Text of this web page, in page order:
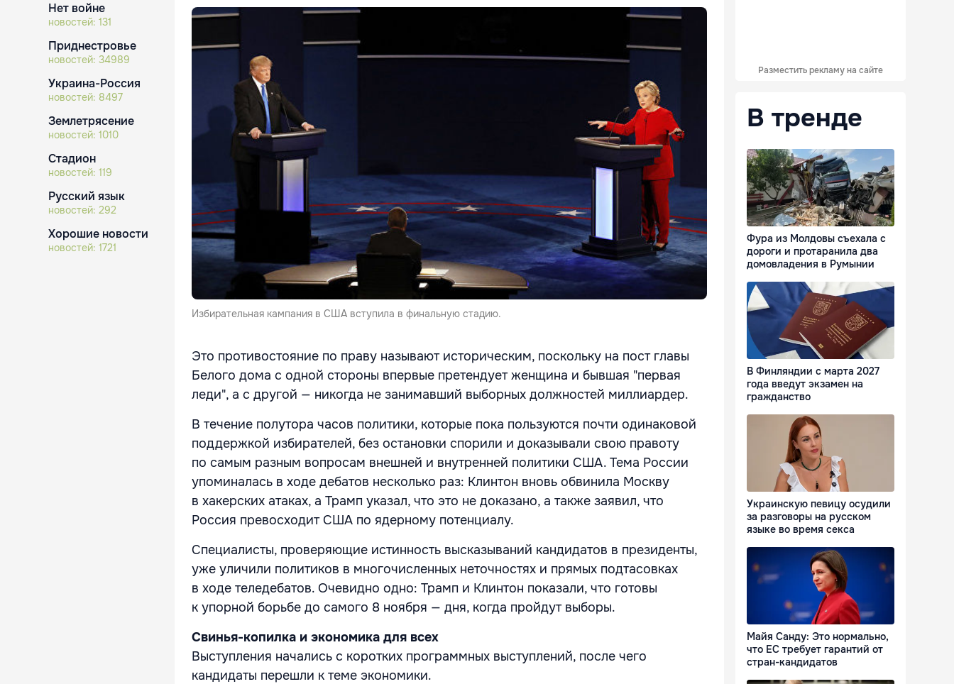
Нет войне
новостей: 131
Приднестровье
новостей: 34989
Украина-Россия
новостей: 8497
Землетрясение
новостей: 1010
Стадион
новостей: 119
Русский язык
новостей: 292
Хорошие новости
новостей: 1721
Избирательная кампания в США вступила в финальную стадию.
Это противостояние по праву называют историческим, поскольку на пост главы
Белого дома с одной стороны впервые претендует женщина и бывшая "первая
леди", а с другой — никогда не занимавший выборных должностей миллиардер.
В течение полутора часов политики, которые пока пользуются почти одинаковой
поддержкой избирателей, без остановки спорили и доказывали свою правоту
по самым разным вопросам внешней и внутренней политики США. Тема России
упоминалась в ходе дебатов несколько раз: Клинтон вновь обвинила Москву
в хакерских атаках, а Трамп указал, что это не доказано, а также заявил, что
Россия превосходит США по ядерному потенциалу.
Специалисты, проверяющие истинность высказываний кандидатов в президенты,
уже уличили политиков в многочисленных неточностях и прямых подтасовках
в ходе теледебатов. Очевидно одно: Трамп и Клинтон показали, что готовы
к упорной борьбе до самого 8 ноября — дня, когда пройдут выборы.
Свинья-копилка и экономика для всех
Выступления начались с коротких программных выступлений, после чего
кандидаты перешли к теме экономики.
Разместить рекламу на сайте
В тренде
Фура из Молдовы съехала с
дороги и протаранила два
домовладения в Румынии
В Финляндии с марта 2027
года введут экзамен на
гражданство
Украинскую певицу осудили
за разговоры на русском
языке во время секса
Майя Санду: Это нормально,
что ЕС требует гарантий от
стран-кандидатов